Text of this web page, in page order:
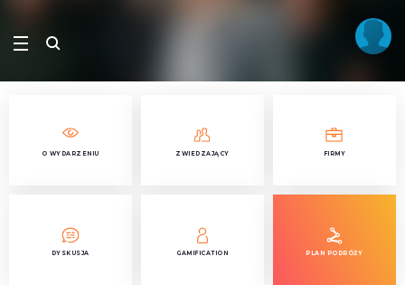
O WYDARZENIU ZWIEDZAJĄCY FIRMY
DYSKUSJA GAMIFICATION PLAN PODRÓŻY